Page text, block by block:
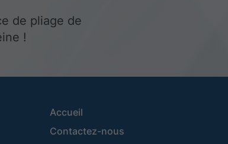
de pliage de
!
Accueil
Contactez-nous